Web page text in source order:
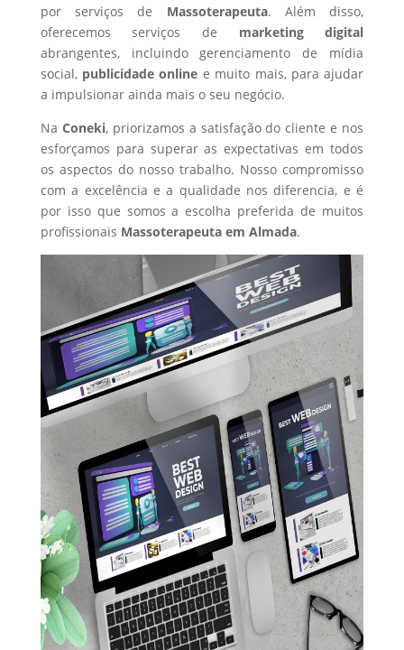
por serviços de Massoterapeuta. Além disso,
oferecemos serviços de marketing digital
abrangentes, incluindo gerenciamento de mídia
social, publicidade online e muito mais, para ajudar
a impulsionar ainda mais o seu negócio.
Na Coneki, priorizamos a satisfação do cliente e nos
esforçamos para superar as expectativas em todos
os aspectos do nosso trabalho. Nosso compromisso
com a excelência e a qualidade nos diferencia, e é
por isso que somos a escolha preferida de muitos
profissionais Massoterapeutaem Almada.